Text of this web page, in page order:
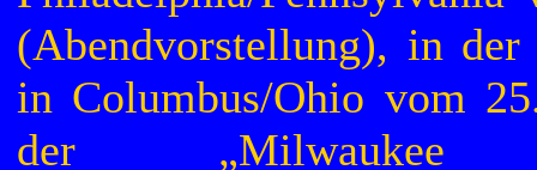
(Abendvorstellung), in der
in Columbus/Ohio vom
der